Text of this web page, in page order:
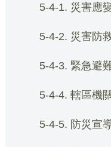
5-4-1. 災害應
5-4-2. 災害防
5-4-3. 緊急避
5-4-4. 轄區機
5-4-5. 防災宣